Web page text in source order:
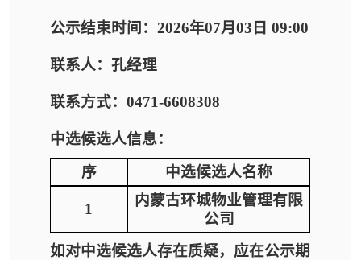
公示结束时间：2026年07月03日 09:00
联系人：孔经理
联系方式：0471-6608308
中选候选人信息：
序
中选候选人名称
1
内蒙古环城物业管理有限
公司
如对中选候选人存在质疑，应在公示期